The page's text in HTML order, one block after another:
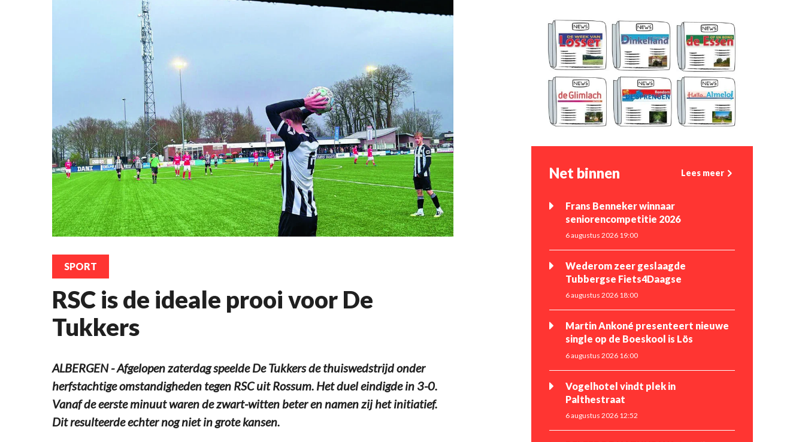
SPORT
RSC is de ideale prooi voor De
Tukkers
ALBERGEN - Afgelopen zaterdag speelde De Tukkers de thuiswedstrijd onder
herfstachtige omstandigheden tegen RSC uit Rossum. Het duel eindigde in 3-0.
Vanaf de eerste minuut waren de zwart-witten beter en namen zij het initiatief.
Dit resulteerde echter nog niet in grote kansen.
Net binnen Lees meer
Frans Benneker winnaar
seniorencompetitie 2026
6 augustus 2026 19:00
Wederom zeer geslaagde
Tubbergse Fiets4Daagse
6 augustus 2026 18:00
Martin Ankoné presenteert nieuwe
single op de Boeskool is Lös
6 augustus 2026 16:00
Vogelhotel vindt plek in
Palthestraat
6 augustus 2026 12:52